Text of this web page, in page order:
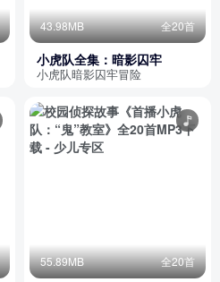
43.98MB 全20首
小虎队全集：暗影囚牢
小虎队暗影囚牢冒险
55.89MB 全20首